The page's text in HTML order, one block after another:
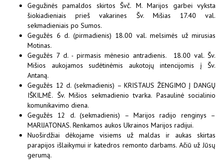
Gegužinės pamaldos skirtos Švč. M. Marijos garbei vyksta
šiokiadieniais prieš vakarines Šv. Mišias 17.40 val.
sekmadieniais po Sumos.
Gegužės 6 d. (pirmadienis) 18.00 val. melsimės už mirusias
Motinas.
Gegužės 7 d. - pirmasis mėnesio antradienis. 18.00 val. Šv.
Mišios aukojamos sudėtinėmis aukotojų intencijomis į Šv.
Antaną.
Gegužės 12 d. (sekmadienis) – KRISTAUS ŽENGIMO Į DANGŲ
IŠKILMĖ. Šv. Mišios sekmadienio tvarka. Pasaulinė socialinio
komunikavimo diena.
Gegužės 12 d. (sekmadienis) – Marijos radijo renginys –
MARIJATONAS. Renkamos aukos Ukrainos Marijos radijui.
Nuoširdžiai dėkojame visiems už maldas ir aukas skirtas
parapijos išlaikymui ir katedros remonto darbams. Ačiū už Jūsų
gerumą.